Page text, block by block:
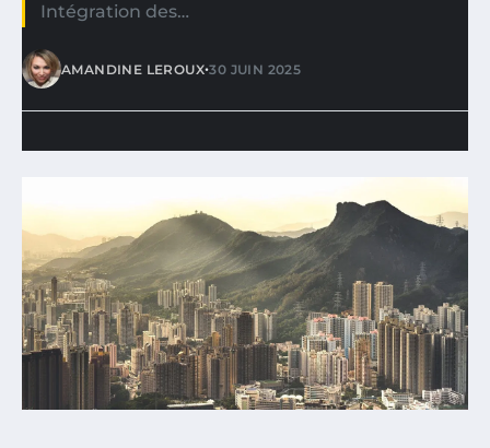
Intégration des…
AMANDINE LEROUX•30 JUIN 2025